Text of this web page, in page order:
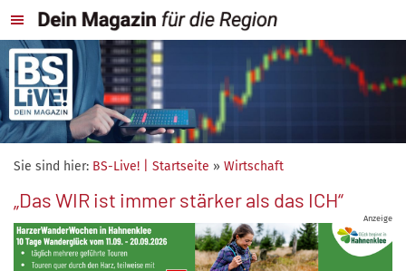
Sie sind hier: BS-Live! | Startseite » Wirtschaft
„Das WIR ist immer stärker als das ICH“
Anzeige